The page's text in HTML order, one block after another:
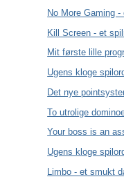
No More Gaming -
Kill Screen - et
Mit første lille
Ugens kloge
Det nye
To utrolige
Your boss is an
Ugens kloge
Limbo - et smukt